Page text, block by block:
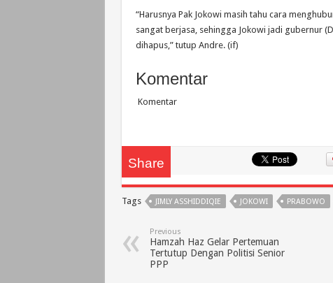
“Harusnya Pak Jokowi masih tahu cara
sangat berjasa, sehingga Jokowi jadi gubernur
dihapus,” tutup Andre. (if)
Komentar
Komentar
Share
Tags JIMLY ASSHIDDIQIE JOKOWI PRABOWO
Previous
Hamzah Haz Gelar Pertemuan
Tertutup Dengan Politisi Senior
PPP